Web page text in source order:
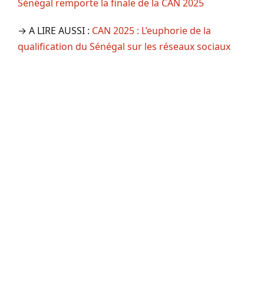
Sénégal remporte la finale de la CAN 2025
→ A LIRE AUSSI : CAN 2025 : L’euphorie de la
qualification du Sénégal sur les réseaux sociaux